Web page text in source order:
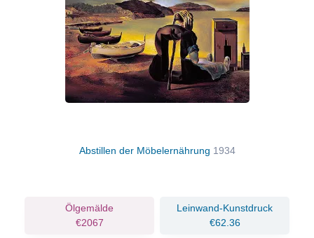
Abstillen der Möbelernährung 1934
Ölgemälde
€2067
Leinwand-Kunstdruck
€62.36